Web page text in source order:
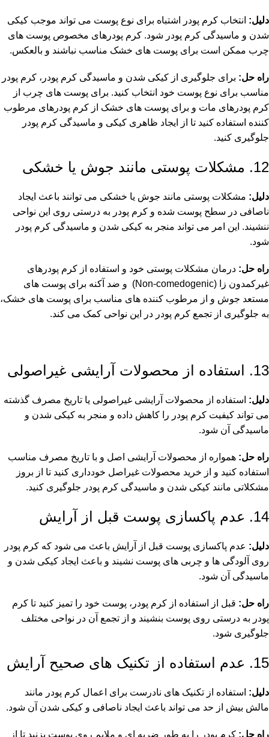
دلیل: انتخاب کرم پودر اشتباه برای نوع پوست می تواند موجب کیکی
شدن و ماسیدگی کرم پودر شود. کرم پودرهای مخصوص پوست های
چرب ممکن است برای پوست های خشک مناسب نباشند و بالعکس.
راه حل: برای جلوگیری از کیکی شدن و ماسیدگی کرم پودر، کرم پودر
مناسب برای نوع پوست خود انتخاب کنید. برای پوست های چرب از
کرم پودرهای مات و برای پوست های خشک از کرم پودرهای مرطوب
کننده استفاده کنید تا از ایجاد ظاهری کیکی و ماسیدگی کرم پودر
جلوگیری کنید.
12. مشکلات پوستی مانند جوش یا خشکی
دلیل: مشکلات پوستی مانند جوش یا خشکی می توانند باعث ایجاد
ناصافی در سطح پوست شده و کرم پودر به درستی روی این نواحی
ننشیند. این امر می تواند منجر به کیکی شدن و ماسیدگی کرم پودر
شود.
راه حل: درمان مشکلات پوستی خود و استفاده از کرم پودرهای
غیرکمدون زا (Non-comedogenic) و
ضد آکنه برای پوست های
مستعد جوش و از مرطوب کننده های مناسب برای پوست های خشک،
به جلوگیری از تجمع کرم پودر در این نواحی کمک می کند.
13. استفاده از محصولات آرایشی غیراصولی
دلیل: استفاده از محصولات آرایشی غیراصولی یا تاریخ مصرف گذشته
می تواند کیفیت کرم پودر را کاهش داده و منجر به کیکی شدن و
ماسیدگی آن شود.
راه حل: همواره از محصولات آرایشی اصل و با تاریخ مصرف مناسب
استفاده کنید و از خرید محصولات غیراصل خودداری کنید تا از بروز
مشکلاتی مانند کیکی شدن و ماسیدگی کرم پودر جلوگیری کنید.
14. عدم پاکسازی پوست قبل از آرایش
دلیل: عدم پاکسازی پوست قبل از آرایش باعث می شود که کرم پودر
روی آلودگی ها و چربی های پوست نشیند و باعث ایجاد کیکی شدن و
ماسیدگی آن شود.
راه حل: قبل از استفاده از کرم پودر، پوست خود را تمیز کنید تا کرم
پودر به درستی روی پوست بنشیند و از تجمع آن در نواحی مختلف
جلوگیری شود.
15. عدم استفاده از تکنیک های صحیح آرایش
دلیل: استفاده از تکنیک های نادرست برای اعمال کرم پودر مانند
مالش بیش از حد می تواند باعث ایجاد ناصافی و کیکی شدن آن شود.
راه حل: کرم پودر را به طور ضربه ای و ملایم روی پوست بزنید تا از